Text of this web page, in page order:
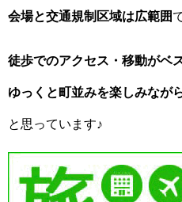
会場と交通規制区域は広範囲
徒歩でのアクセス・移動がベ
ゆっくと町並みを楽しみなが
と思っています♪